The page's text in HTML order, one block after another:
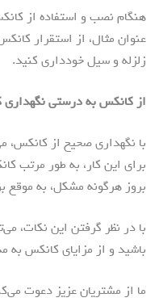
هنگام نصب و استفاده از
عنوان مثال، از استقرار
زلزله و سیل خودداری کنید.
از کانکس به درستی نگهداری
با نگهداری صحیح از کانکس،
برای این کار، به طور مرتب
بروز هرگونه مشکل، به موقع
با در نظر گرفتن این نکات،
باشید و از مزایای کانکس به
ما از مشتریان عزیز دعوت